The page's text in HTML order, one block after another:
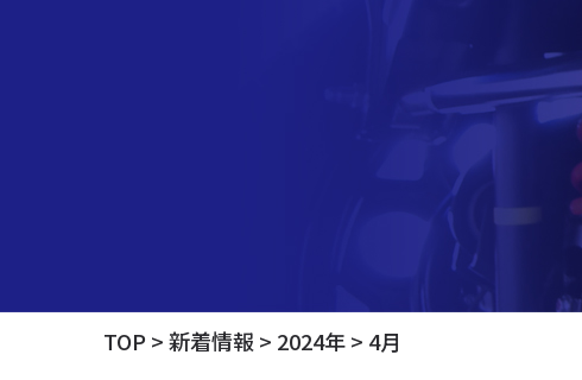
TOP 新着情報 2024年 4月